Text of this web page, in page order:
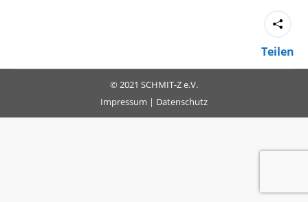
Teilen
© 2021 SCHMIT-Z e.V.
Impressum | Datenschutz